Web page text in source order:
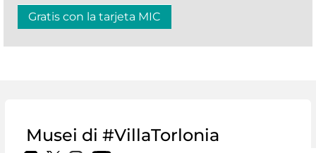
Gratis con la tarjeta MIC
Musei di #VillaTorlonia